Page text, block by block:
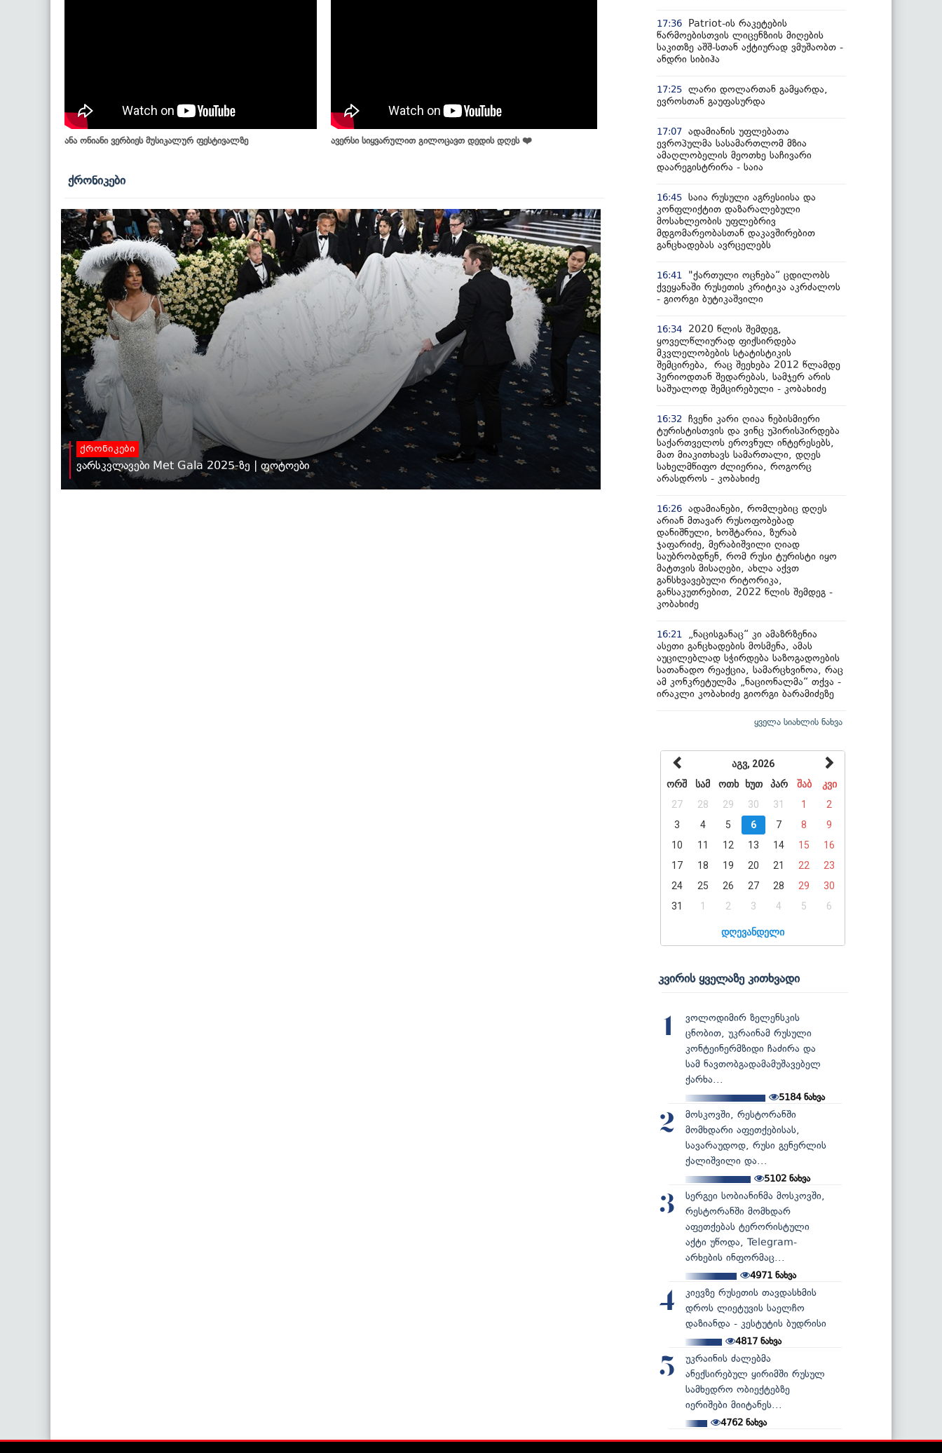
ანა ონიანი ვერბიეს მუსიკალურ ფესტივალზე ავერსი სიყვარულით გილოცავთ დედის დღეს ❤️
ქრონიკები
ქრონიკები
ვარსკვლავები Met Gala 2025-ზე | ფოტოები
17:36
Patriot-ის რაკეტების
წარმოებისთვის ლიცენზიის მიღების
საკითზე აშშ-სთან აქტიურად ვმუშაობთ -
ანდრი სიბიჰა
17:25 ლარი დოლართან გამყარდა,
ევროსთან გაუფასურდა
17:07 ადამიანის უფლებათა
ევროპულმა სასამართლომ მზია
ამაღლობელის მეოთხე საჩივარი
დაარეგისტრირა - საია
16:45 საია რუსული აგრესიისა და
კონფლიქტით დაზარალებული
მოსახლეობის უფლებრივ
მდგომარეობასთან დაკავშირებით
განცხადებას ავრცელებს
16:41
"ქართული ოცნება“ ცდილობს
ქვეყანაში რუსეთის კრიტიკა აკრძალოს
- გიორგი ბუტიკაშვილი
16:34
2020 წლის შემდეგ,
ყოველწლიურად ფიქსირდება
მკვლელობების სტატისტიკის
შემცირება, რაც შეეხება 2012 წლამდე
პერიოდთან შედარებას, სამჯერ არის
საშუალოდ შემცირებული - კობახიძე
16:32
ჩვენი კარი ღიაა ნებისმიერი
ტურისტისთვის და ვინც უპირისპირდება
საქართველოს ეროვნულ ინტერესებს,
მათ მიაკითხავს სამართალი, დღეს
სახელმწიფო ძლიერია, როგორც
არასდროს - კობახიძე
16:26 ადამიანები, რომლებიც დღეს
არიან მთავარ რუსოფობებად
დანიშნული, ხოშტარია, ზურაბ
ჯაფარიძე, მერაბიშვილი ღიად
საუბრობდნენ, რომ რუსი ტურისტი იყო
მატთვის მისაღები, ახლა აქვთ
განსხვავებული რიტორიკა,
განსაკუთრებით, 2022 წლის შემდეგ -
კობახიძე
16:21
„ნაცისგანაც“ კი ამაზრზენია
ასეთი განცხადების მოსმენა, ამას
აუცილებლად სჭირდება საზოგადოების
სათანადო რეაქცია, სამარცხვინოა, რაც
ამ კონკრეტულმა „ნაციონალმა“ თქვა -
ირაკლი კობახიძე გიორგი ბარამიძეზე
ყველა სიახლის ნახვა
აგვ, 2026
ორშ
სამ ოთხ ხუთ პარ შაბ
კვი
27
28 29 30 31 1
2
3
4 5 6 7 8
9
10
11 12 13 14 15
16
17
18 19 20 21 22
23
24
25 26 27 28 29
30
31
1 2 3 4 5 6
დღევანდელი
კვირის ყველაზე კითხვადი
1
ვოლოდიმირ ზელენსკის
ცნობით, უკრაინამ რუსული
კონტეინერმზიდი ჩაძირა და
სამ ნავთობგადამამუშავებელ
ქარხა...
5184ნახვა
2
მოსკოვში, რესტორანში
მომხდარი აფეთქებისას,
სავარაუდოდ, რუსი გენერლის
ქალიშვილი და...
5102 ნახვა
3
სერგეი სობიანინმა მოსკოვში,
რესტორანში მომხდარ
აფეთქებას ტერორისტული
აქტი უწოდა, Telegram-
არხების ინფორმაც...
4971ნახვა
4
კიევზე რუსეთის თავდასხმის
დროს ლიეტუვის საელჩო
დაზიანდა - კესტუტის ბუდრისი
4817ნახვა
5
უკრაინის ძალებმა
ანექსირებულ ყირიმში რუსულ
სამხედრო ობიექტებზე
იერიშები მიიტანეს...
4762 ნახვა